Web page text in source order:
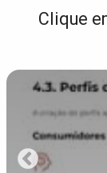
Clique